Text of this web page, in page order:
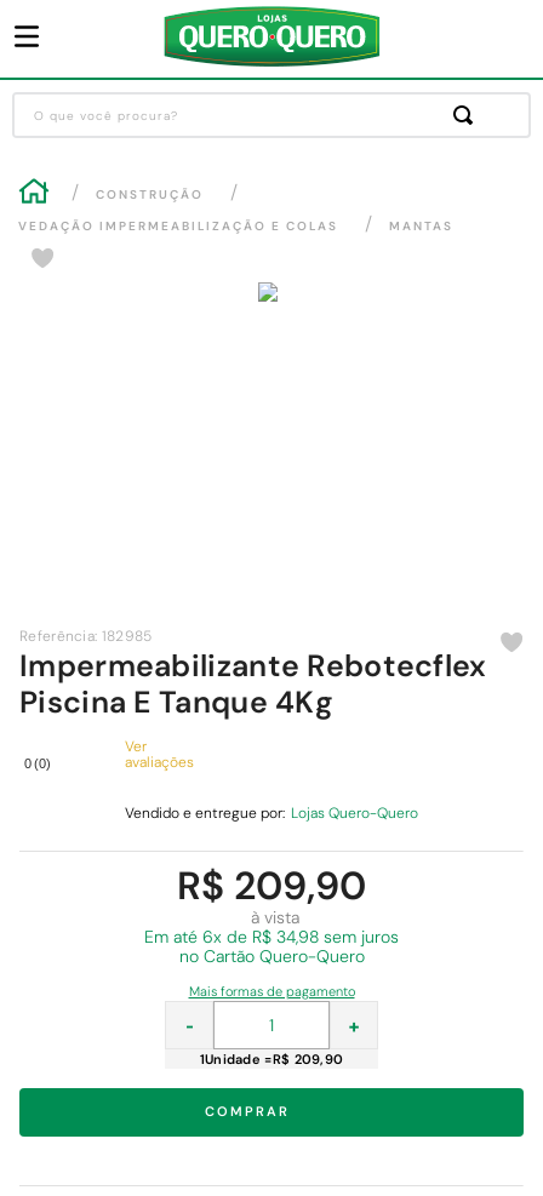
O que você procura?
CONSTRUÇÃO
VEDAÇÃO IMPERMEABILIZAÇÃO E COLAS
MANTAS
Referência: 182985
Impermeabilizante Rebotecflex
Piscina E Tanque 4Kg
0(0)
Ver
avaliações
Vendido e entregue por: Lojas Quero-Quero
R$ 209,90
à vista
Em até 6x de R$ 34,98 sem juros
no Cartão Quero-Quero
Mais formas de pagamento
+
-
1Unidade =R$ 209,90
COMPRAR
1º
guarda roupa
º cozinha completa